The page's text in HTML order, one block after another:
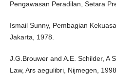
Pengawasan Peradilan, Setara
Ismail Sunny, Pembagian
Jakarta, 1978.
J.G.Brouwer and A.E. Schilder, A
Law, Ars aegulibri, Nijmegen,